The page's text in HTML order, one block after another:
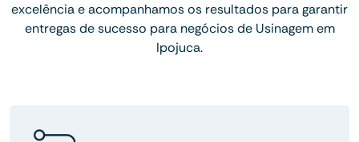
excelência e acompanhamos os resultados para garantir
entregas de sucesso para negócios de Usinagem em
Ipojuca.